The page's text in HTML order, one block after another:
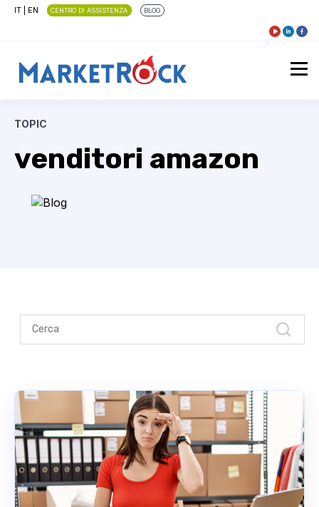
IT EN CENTRO DI ASSISTENZA BLOG
TOPIC
venditori amazon